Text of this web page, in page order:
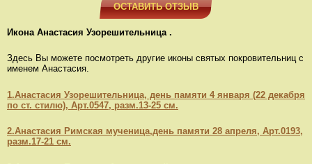
ОСТАВИТЬ ОТЗЫВ
Икона Анастасия Узорешительница .
Здесь Вы можете посмотреть другие иконы святых покровительниц с
именем Анастасия.
1.Анастасия Узорешительница, день памяти 4 января (22 декабря
по ст. стилю), Арт.0547, разм.13-25 см.
2.Анастасия Римская мученица,день памяти 28 апреля, Арт.0193,
разм.17-21 см.